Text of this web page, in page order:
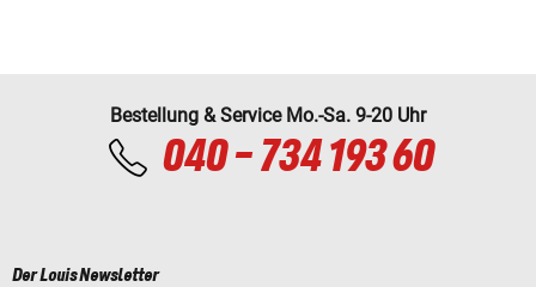
Bestellung & Service Mo.-Sa. 9-20 Uhr
040 - 734 193 60
Der Louis Newsletter